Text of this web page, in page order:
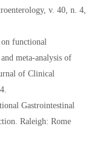
v. 40, n. 4,
functional
meta-analysis of
of Clinical
Gastrointestinal
Raleigh: Rome